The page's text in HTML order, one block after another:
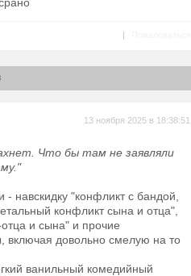
|
13 ноября 2025 в 18:38:51
Что бы там не заявляли
навскидку "конфликт с бандой,
конфликт сына и отца",
и сына" и прочие
довольно смелую на то
ванильный комедийный